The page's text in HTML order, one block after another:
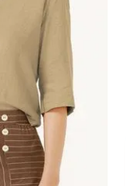
G GG